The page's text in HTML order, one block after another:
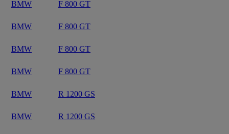
BMW F 800 GT
BMW F 800 GT
BMW F 800 GT
BMW F 800 GT
BMW R 1200 GS
BMW R 1200 GS